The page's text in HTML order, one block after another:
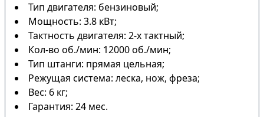
Тип двигателя: бензиновый;
Мощность: 3.8 кВт;
Тактность двигателя: 2-х тактный;
Кол-во об./мин: 12000 об./мин;
Тип штанги: прямая цельная;
Режущая система: леска, нож, фреза;
Вес: 6 кг;
Гарантия: 24 мес.